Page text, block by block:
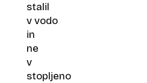
stalil
v vodo
in
ne
v
stopljeno